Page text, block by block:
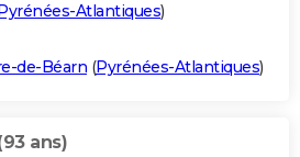
Atlantiques)
de-Béarn (Pyrénées-Atlantiques)
ans)